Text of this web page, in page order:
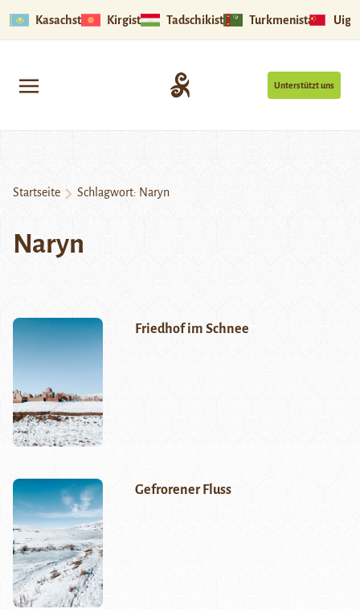
Kasachstan Kirgistan Tadschikistan Turkmenistan
Unterstützt uns
Startseite Schlagwort: Naryn
Naryn
Friedhof im Schnee
Gefrorener Fluss